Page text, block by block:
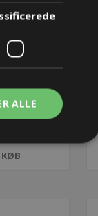
kr.
KØB
ALLE